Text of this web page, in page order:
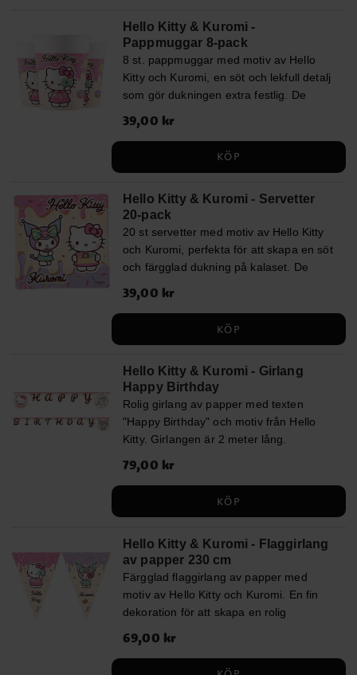
och roligt att ordna en oförglömlig
födelsedag fylld av glädje, lek och skratt.
Komplettera gärna med våra matchande
kalaspåsar, godis, småleksaker eller
baktillbehör för att skapa det ultimata
Hello Kitty & Kuromi-kalaset!
papp och är ca 23 cm i diameter.
Hello Kitty & Kuromi -
Pappmuggar 8-pack
8 st. pappmuggar med motiv av Hello
Kitty och Kuromi, en söt och lekfull detalj
som gör dukningen extra festlig. De
passar perfekt till saft, läsk eller andra
Pris:39,00 kr
39,00 kr
KÖP
Hello Kitty & Kuromi - Servetter
20-pack
20 st servetter med motiv av Hello Kitty
och Kuromi, perfekta för att skapa en söt
och färgglad dukning på kalaset. De
detaljerna gör att servetterna blir en fin
produkter. Servetterna är 2-lagers och
Pris:39,00 kr
39,00 kr
KÖP
Hello Kitty & Kuromi - Girlang
Happy Birthday
Rolig girlang av papper med texten
"Happy Birthday" och motiv från Hello
Kitty. Girlangen är 2 meter lång.
Pris:79,00 kr
79,00 kr
KÖP
Hello Kitty & Kuromi - Flaggirlang
av papper 230 cm
Färgglad flaggirlang av papper med
motiv av Hello Kitty och Kuromi. En fin
dekoration för att skapa en rolig
meter lång och varje vimpel är ca 24,5
Pris:69,00 kr
69,00 kr